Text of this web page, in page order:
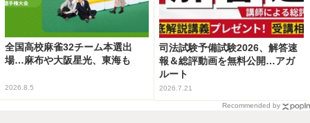
全国高校麻雀32チーム本選出
場…麻布や大阪星光、東海も
2026.8.5
司法試験予備試験2026、解答速
報＆総評動画を無料公開…アガ
ルート
2026.7.21
Recommended by